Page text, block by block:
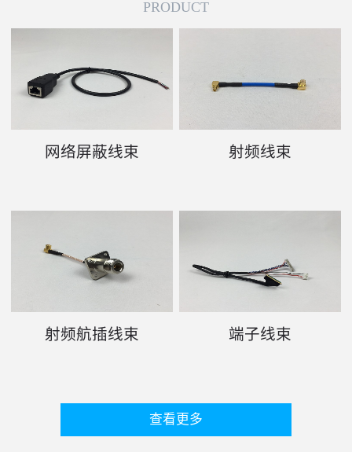
PRODUCT
网络屏蔽线束 射频线束
射频航插线束 端子线束
查看更多